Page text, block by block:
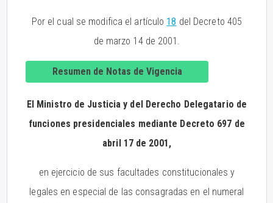
Por el cual se modifica el artículo 18 del Decreto 405
de marzo 14 de 2001.
Resumen de Notas de Vigencia
El Ministro de Justicia y del Derecho Delegatario de
funciones presidenciales mediante Decreto 697 de
abril 17 de 2001,
en ejercicio de sus facultades constitucionales y
legales en especial de las consagradas en el numeral